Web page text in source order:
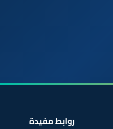
روابط مفيدة